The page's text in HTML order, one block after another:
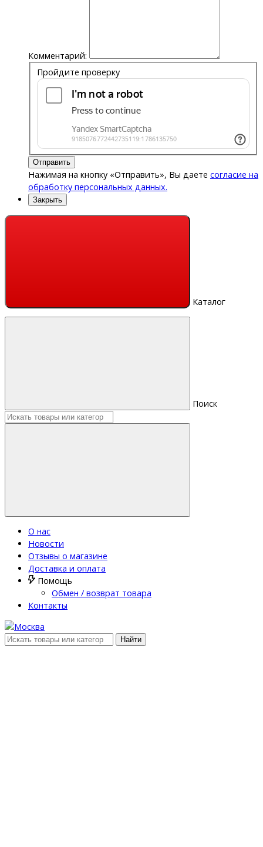
Комментарий:
Пройдите проверку
Отправить
Нажимая на кнопку «Отправить», Вы даете согласие на
обработку персональных данных.
Закрыть
Каталог
Поиск
О нас
Новости
Отзывы о магазине
Доставка и оплата
Помощь
Обмен / возврат товара
Контакты
Найти